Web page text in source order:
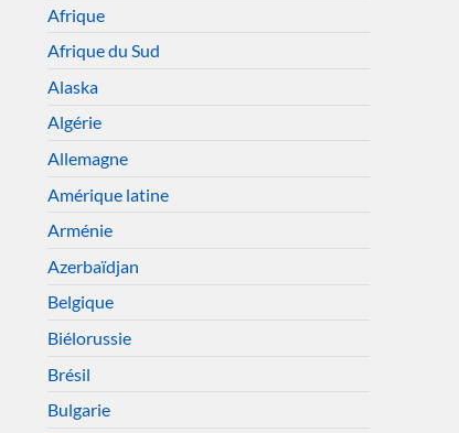
Afrique
Afrique du Sud
Alaska
Algérie
Allemagne
Amérique latine
Arménie
Azerbaïdjan
Belgique
Biélorussie
Brésil
Bulgarie